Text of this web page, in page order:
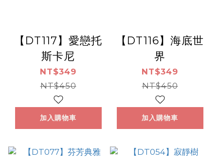
【DT117】愛戀托
斯卡尼
NT$349
NT$450
加入購物車
【DT116】海底世
界
NT$349
NT$450
加入購物車